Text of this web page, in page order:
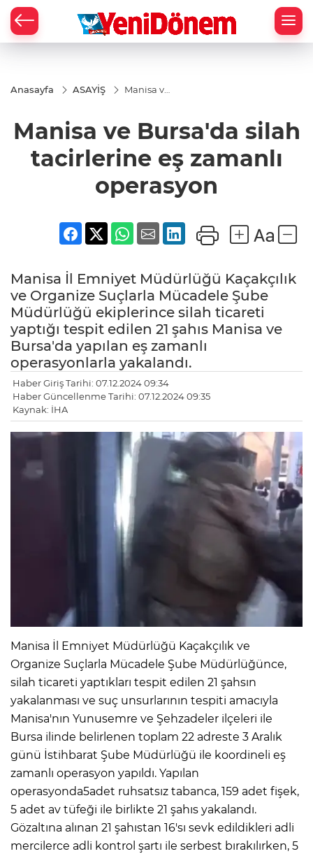
Anasayfa ASAYİŞ
Manisa ve
tacirlerine
eş
operasyon
Manisa ve Bursa'da silah
tacirlerine eş zamanlı
operasyon
Manisa İl Emniyet Müdürlüğü Kaçakçılık
ve Organize Suçlarla Mücadele Şube
Müdürlüğü ekiplerince silah ticareti
yaptığı tespit edilen 21 şahıs Manisa ve
Bursa'da yapılan eş zamanlı
operasyonlarla yakalandı.
Haber Giriş Tarihi: 07.12.2024 09:34
Haber Güncellenme Tarihi: 07.12.2024 09:35
Kaynak: İHA
Manisa İl Emniyet Müdürlüğü Kaçakçılık ve
Organize Suçlarla Mücadele Şube Müdürlüğünce,
silah ticareti yaptıkları tespit edilen 21 şahsın
yakalanması ve suç unsurlarının tespiti amacıyla
Manisa'nın Yunusemre ve Şehzadeler ilçeleri ile
Bursa ilinde belirlenen toplam 22 adreste 3 Aralık
günü İstihbarat Şube Müdürlüğü ile koordineli eş
zamanlı operasyon yapıldı. Yapılan
operasyonda5adet ruhsatsız tabanca, 159 adet fişek,
5 adet av tüfeği ile birlikte 21 şahıs yakalandı.
Gözaltına alınan 21 şahıstan 16'sı sevk edildikleri adli
mercilerce adli kontrol şartı ile serbest bırakılırken, 5